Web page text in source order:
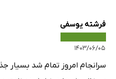
فرشته یوسفی
۱۴۰۳/۰۶/۰۵
سرانجام امروز تمام شد بسیار